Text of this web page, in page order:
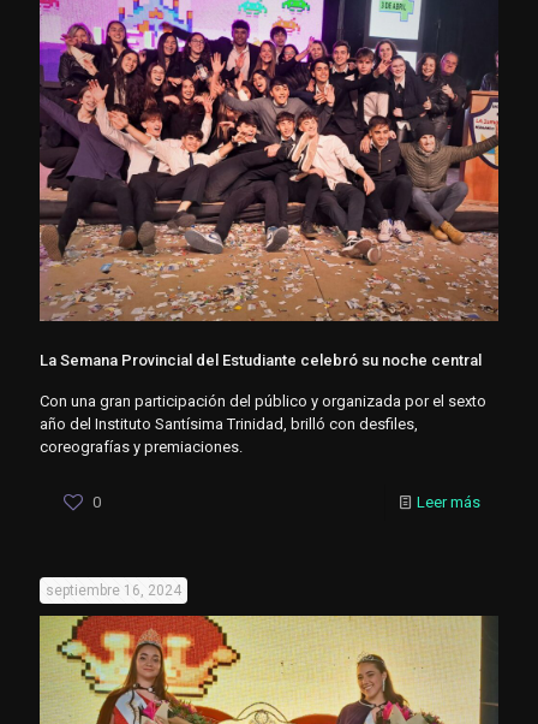
La Semana Provincial del Estudiante celebró su noche central
Con una gran participación del público y organizada por el sexto
año del Instituto Santísima Trinidad, brilló con desfiles,
coreografías y premiaciones.
0 Leer más
septiembre 16, 2024